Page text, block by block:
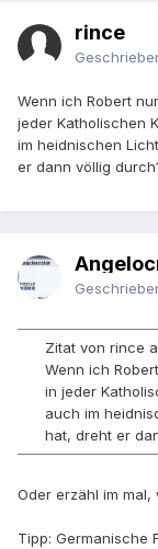
rince
Wenn ich Robert
jeder Katholischen
im heidnischen
er dann völlig
Zitat von rince
Wenn ich
in jeder
auch im
hat, dreht er
Oder erzähl im mal,
Tipp: Germanische